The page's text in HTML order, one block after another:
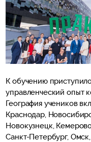
К обучению
управленческий опыт
География учеников
Краснодар,
Новокузнецк,
Санкт-Петербург,